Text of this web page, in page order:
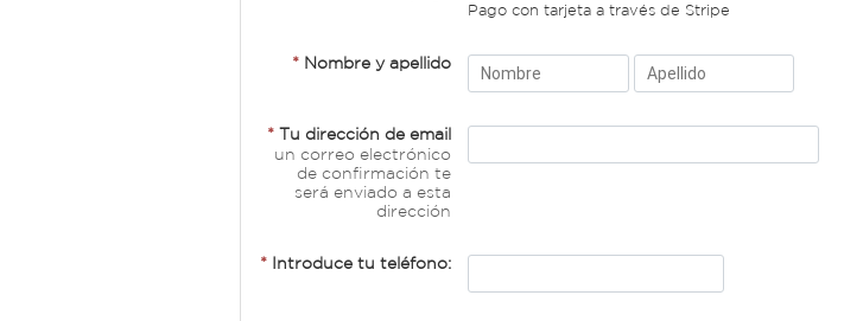
Pago con tarjeta a través de Stripe
* Nombre y apellido
*
Tu dirección de email
un correo electrónico
de confirmación te
será enviado a esta
dirección
* Introduce tu teléfono: